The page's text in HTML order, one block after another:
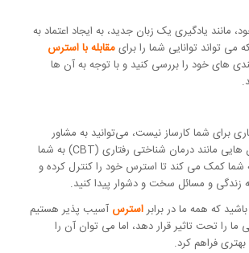
مانند یادگیری یک زبان جدید، به ایجاد اعتماد به
تواند توانایی شما را برایمقابله با استرس
های خود را بررسی کنید و با توجه به آن ها
برای شما کارساز نیست، می‌توانید به مشاور
مراجعه کنید تا درمان هایی مانند درمان شناختی رفتاری (CBT) به شما
شما کمک می کند تا استرس خود را کنترل کرده و
و مسائل سخت و دشوار پیدا کنید.
که همه ما در برابراسترس آسیب پذیر هستیم
ما را تحت تاثیر قرار دهد، اما می توان آن را
فراهم کرد.